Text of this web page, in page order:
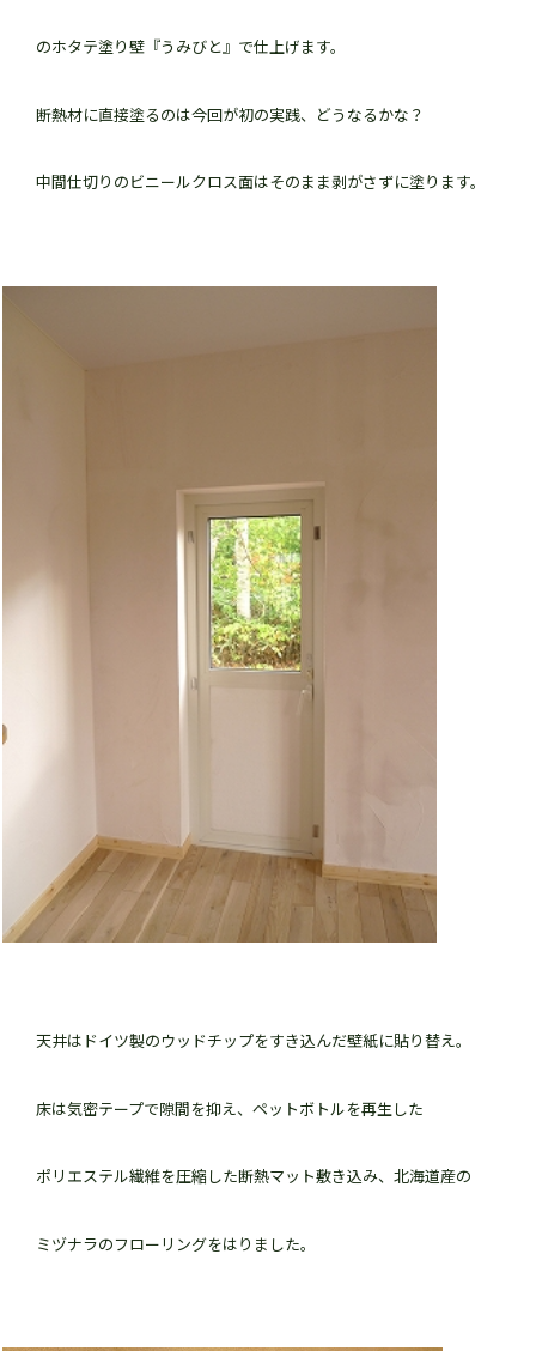
のホタテ塗り壁『うみびと』で仕上げます。
断熱材に直接塗るのは今回が初の実践、どうなるかな？
中間仕切りのビニールクロス面はそのまま剥がさずに塗ります。
天井はドイツ製のウッドチップをすき込んだ壁紙に貼り替え。
床は気密テープで隙間を抑え、ペットボトルを再生した
ポリエステル繊維を圧縮した断熱マット敷き込み、北海道産の
ミヅナラのフローリングをはりました。